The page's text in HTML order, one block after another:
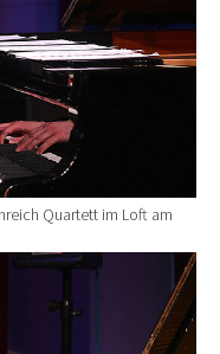
Quartett im Loft am